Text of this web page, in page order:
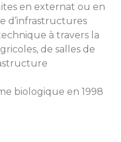
en externat ou en
d’infrastructures
à travers la
de salles de
biologique en 1998